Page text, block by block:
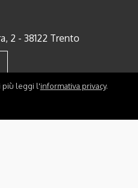
2 - 38122 Trento
più leggi l'informativa privacy.